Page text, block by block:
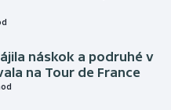
náskok a podruhé v
na Tour de France